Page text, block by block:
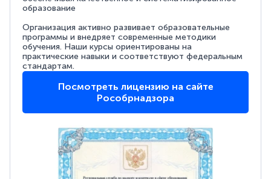
образование
Организация активно развивает образовательные
программы и внедряет современные методики
обучения. Наши курсы ориентированы на
практические навыки и соответствуют федеральным
стандартам.
Посмотреть лицензию на сайте
Рособрнадзора